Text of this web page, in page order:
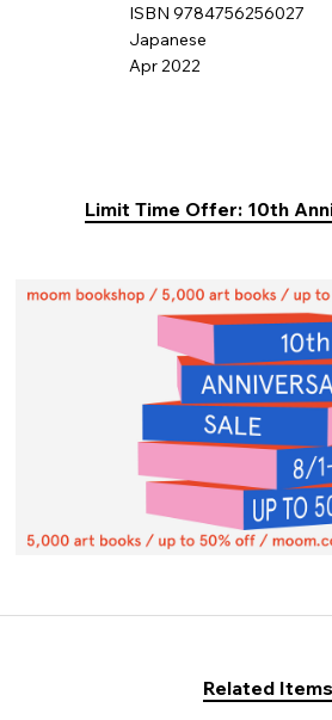
ISBN 9784756256027
Japanese
Apr 2022
Limit Time Offer: 10th
Related Items